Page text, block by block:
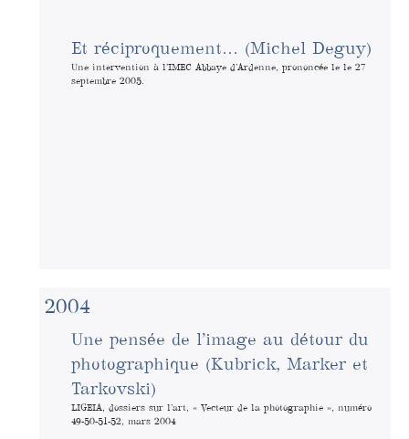
Et réciproquement… (Michel Deguy)
Une intervention à l’IMEC Abbaye d’Ardenne, prononcée le le 27
septembre 2005.
2004
Une pensée de l’image au détour du
photographique (Kubrick, Marker et
Tarkovski)
LIGEIA, dossiers sur l’art, « Vecteur de la photographie », numéro
49-50-51-52, mars 2004